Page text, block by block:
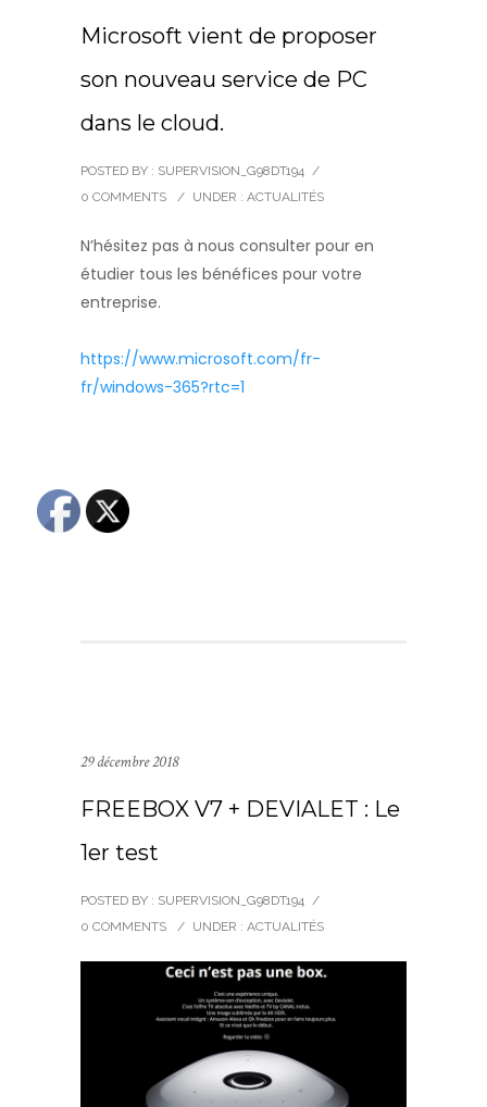
Microsoft vient de proposer
son nouveau service de PC
dans le cloud.
POSTED BY : SUPERVISION_G98DT194 /
0 COMMENTS
/ UNDER : ACTUALITÉS
N’hésitez pas à nous consulter pour en
étudier tous les bénéfices pour votre
entreprise.
https://www.microsoft.com/fr-
fr/windows-365?rtc=1
29 décembre 2018
FREEBOX V7 + DEVIALET : Le
1er test
POSTED BY : SUPERVISION_G98DT194 /
0 COMMENTS
/ UNDER : ACTUALITÉS